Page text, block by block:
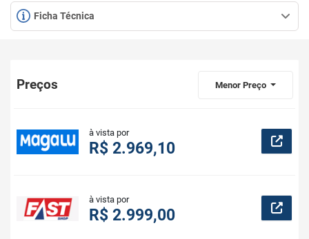
Ficha Técnica
Preços Menor Preço
à vista por
R$ 2.969,10
à vista por
R$ 2.999,00